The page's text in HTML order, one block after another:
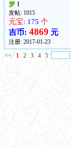
梦！
发帖: 1015
元宝: 175 个
吉币: 4869 元
注册: 2017-01-23
<< 1 2 3 4 5